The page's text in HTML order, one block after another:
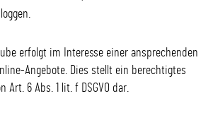
erfolgt im Interesse einer ansprechenden
Angebote. Dies stellt ein berechtigtes
Art. 6 Abs. 1 lit. f DSGVO dar.